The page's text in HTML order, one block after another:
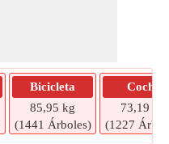
Bicicleta
85,95 kg
(1441 Árboles)
Coche
73,19 kg
(1227